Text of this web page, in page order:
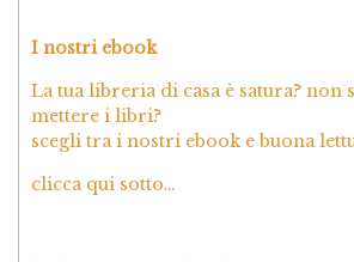
I nostri ebook
La tua libreria di casa è satura? non
mettere i libri?
scegli tra i nostri ebook e buona
clicca qui sotto…